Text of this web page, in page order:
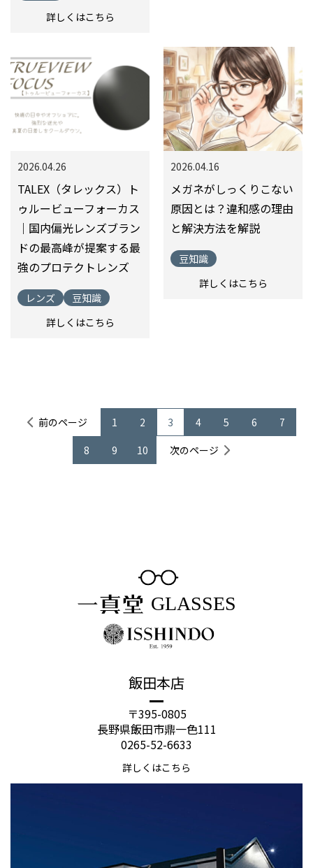
詳しくはこちら
2026.04.26
TALEX（タレックス）ト
ゥルービューフォーカス
｜国内偏光レンズブラン
ドの最高峰が提案する最
強のプロテクトレンズ
レンズ
豆知識
詳しくはこちら
2026.04.16
メガネがしっくりこない
原因とは？違和感の理由
と解決方法を解説
豆知識
詳しくはこちら
前のページ 1 2 3 4 5 6
7
8
9 10 次のページ
飯田本店
〒395-0805
長野県飯田市鼎一色111
0265-52-6633
詳しくはこちら